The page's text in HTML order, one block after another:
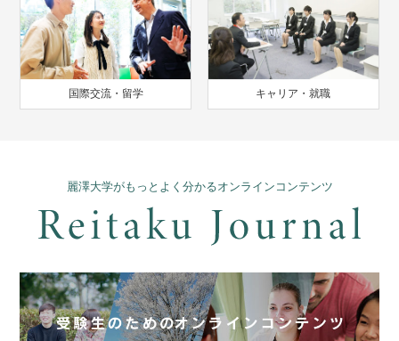
国際交流・留学 キャリア・就職
麗澤大学がもっとよく分かるオンラインコンテンツ